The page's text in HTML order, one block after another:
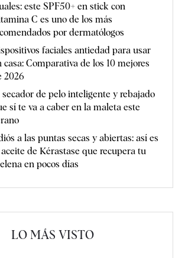
este SPF50+ en stick con
C es uno de los más
por dermatólogos
faciales antiedad para usar
casa: Comparativa de los 10 mejores
2026
secador de pelo inteligente y rebajado
sí te va a caber en la maleta este
a las puntas secas y abiertas: así es
de Kérastase que recupera tu
en pocos días
LO MÁS VISTO